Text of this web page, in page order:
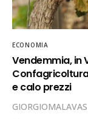
ECONOMIA
Vendemmia, in
e calo prezzi